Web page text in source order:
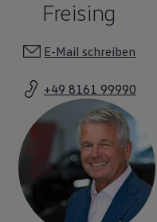
Freising
E-Mail schreiben
+49 8161 99990